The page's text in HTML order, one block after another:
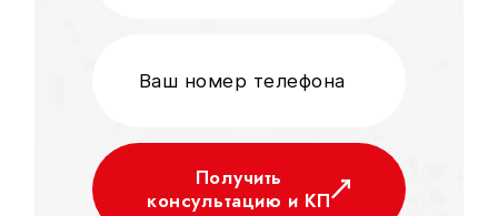
Получить
консультацию и КП